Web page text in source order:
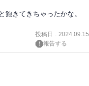
きてきちゃったかな。
投稿日 : 2024.09.15
報告する